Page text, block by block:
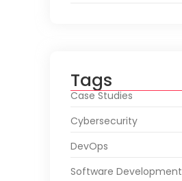
Tags
Case Studies
Cybersecurity
DevOps
Software Development